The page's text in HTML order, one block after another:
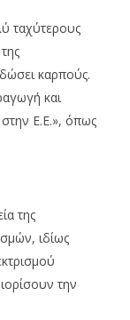
ταχύτερους
καρπούς.
και
στην Ε.Ε.», όπως
της
ιδίως
την